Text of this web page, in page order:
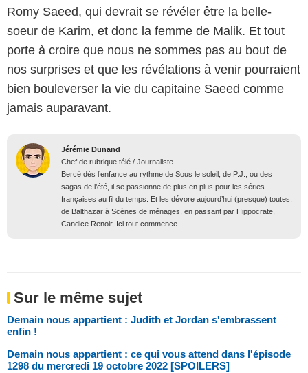
Romy Saeed, qui devrait se révéler être la belle-
soeur de Karim, et donc la femme de Malik. Et tout
porte à croire que nous ne sommes pas au bout de
nos surprises et que les révélations à venir pourraient
bien bouleverser la vie du capitaine Saeed comme
jamais auparavant.
Jérémie Dunand
Chef de rubrique télé / Journaliste
Bercé dès l’enfance au rythme de Sous le soleil, de P.J., ou des
sagas de l’été, il se passionne de plus en plus pour les séries
françaises au fil du temps. Et les dévore aujourd’hui (presque) toutes,
de Balthazar à Scènes de ménages, en passant par Hippocrate,
Candice Renoir, Ici tout commence.
Sur le même sujet
Demain nous appartient : Judith et Jordan s'embrassent
enfin !
Demain nous appartient : ce qui vous attend dans l'épisode
1298 du mercredi 19 octobre 2022 [SPOILERS]